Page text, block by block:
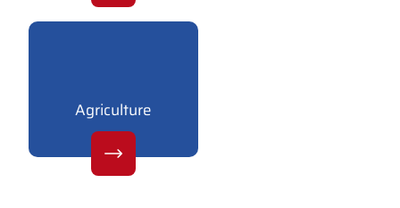
Agriculture